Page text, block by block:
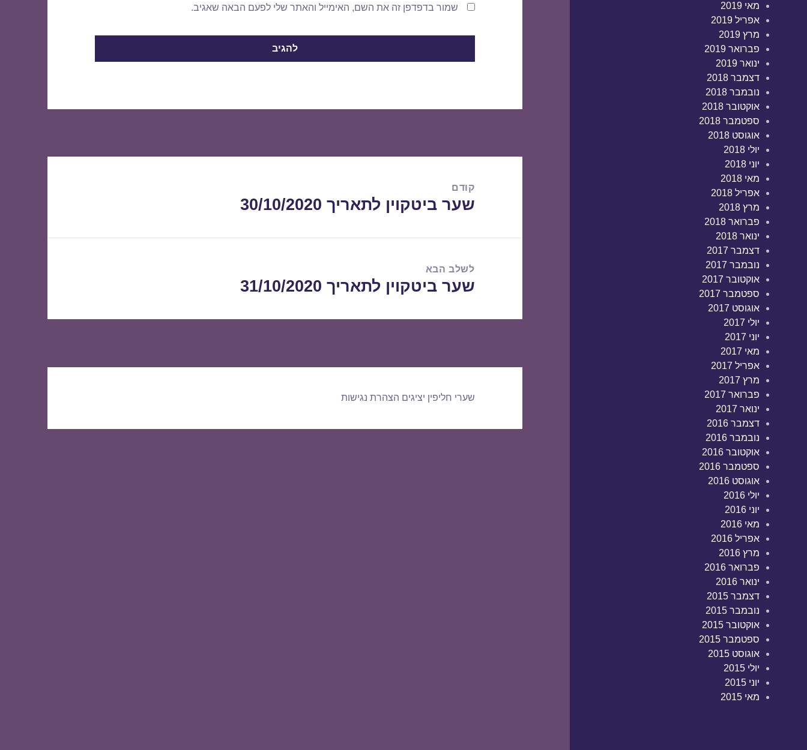
מאי 2019
אפריל 2019
מרץ 2019
פברואר 2019
ינואר 2019
דצמבר 2018
נובמבר 2018
אוקטובר 2018
ספטמבר 2018
אוגוסט 2018
יולי 2018
יוני 2018
מאי 2018
אפריל 2018
מרץ 2018
פברואר 2018
ינואר 2018
דצמבר 2017
נובמבר 2017
אוקטובר 2017
ספטמבר 2017
אוגוסט 2017
יולי 2017
יוני 2017
מאי 2017
אפריל 2017
מרץ 2017
פברואר 2017
ינואר 2017
דצמבר 2016
נובמבר 2016
אוקטובר 2016
ספטמבר 2016
אוגוסט 2016
יולי 2016
יוני 2016
מאי 2016
אפריל 2016
מרץ 2016
פברואר 2016
ינואר 2016
דצמבר 2015
נובמבר 2015
אוקטובר 2015
ספטמבר 2015
אוגוסט 2015
יולי 2015
יוני 2015
מאי 2015
שמור בדפדפן זה את השם, האימייל והאתר שלי לפעם הבאה שאגיב.
קודם
הפוסט
שער ביטקוין לתאריך 30/10/2020
לשלב הבא
הפוסט
שער ביטקוין לתאריך 31/10/2020
שערי חליפין יציגים הצהרת נגישות